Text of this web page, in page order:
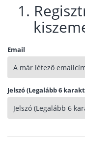
1.
Email
Jelszó (Legalább 6